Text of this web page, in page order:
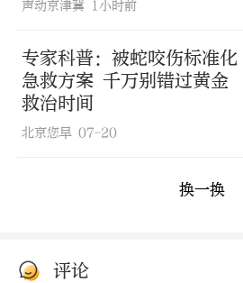
声动京津冀 1小时前
专家科普：被蛇咬伤标准化
急救方案 千万别错过黄金
救治时间
北京您早 07-20
换一换
评论